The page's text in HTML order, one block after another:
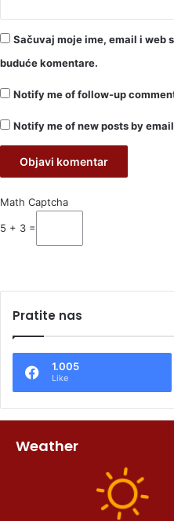
Sačuvaj moje ime, email i web
buduće komentare.
Notify me of follow-up
Notify me of new posts by
Math Captcha
5 + 3 =
Pratite nas
1.005
Like
Weather